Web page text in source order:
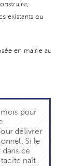
existants ou
en mairie au
mois pour
délivrer
Si le
ce
naît.